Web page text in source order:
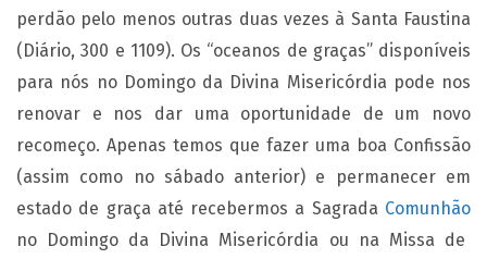
perdão pelo menos outras duas vezes à Santa Faustina
(Diário, 300 e 1109). Os “oceanos de graças” disponíveis
para nós no Domingo da Divina Misericórdia pode nos
renovar e nos dar uma oportunidade de um novo
recomeço. Apenas temos que fazer uma boa Confissão
(assim como no sábado anterior) e permanecer em
estado de graça até recebermos a Sagrada Comunhão
no Domingo da Divina Misericórdia ou na Missa de